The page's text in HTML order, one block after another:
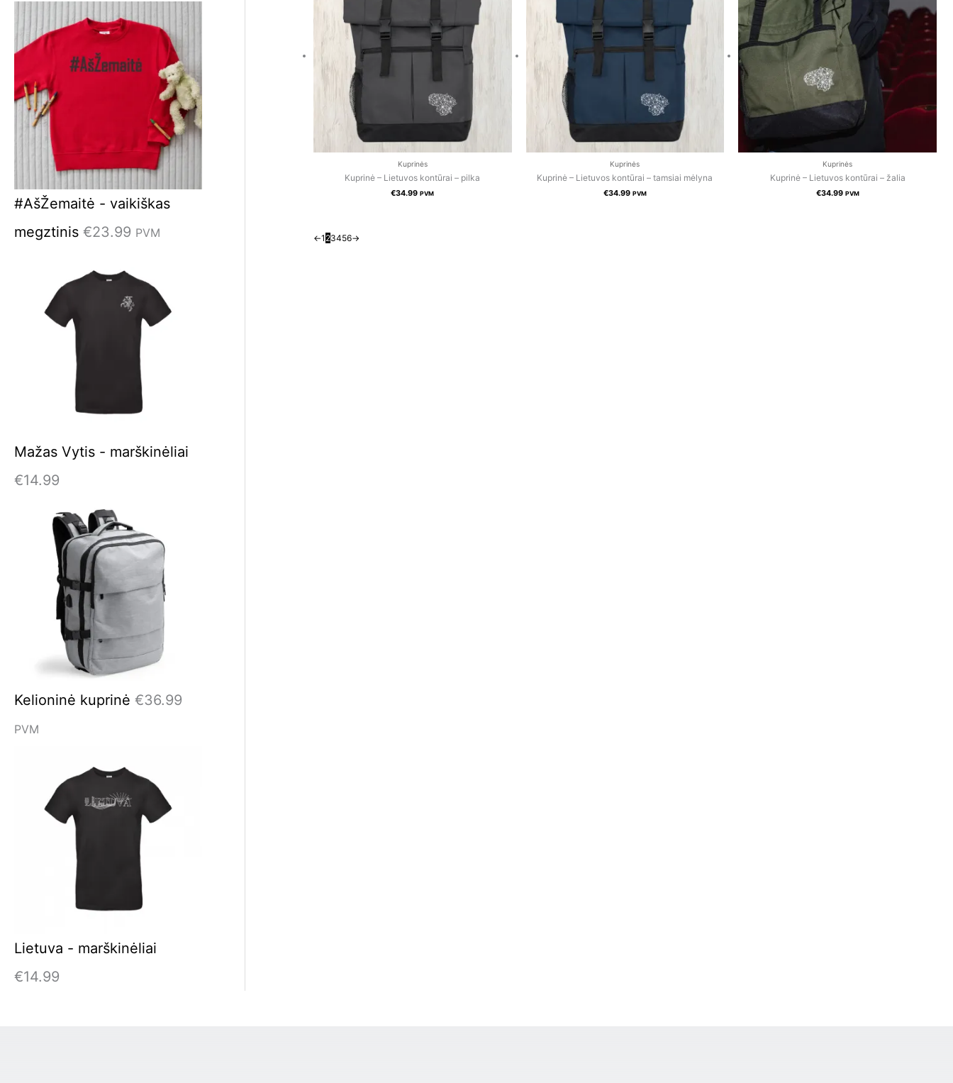
#AšŽemaitė - vaikiškas
megztinis €23.99 PVM
Mažas Vytis - marškinėliai
€14.99
Kelioninė kuprinė €36.99
PVM
Lietuva - marškinėliai
€14.99
Kuprinės
Kuprinė – Lietuvos kontūrai – pilka
€34.99 PVM
Kuprinės
Kuprinė – Lietuvos kontūrai – tamsiai mėlyna
€34.99 PVM
Kuprinės
Kuprinė – Lietuvos kontūrai – žalia
€34.99 PVM
←1 23456→